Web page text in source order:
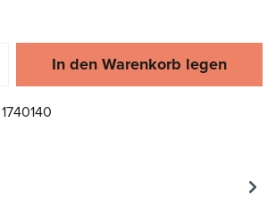
Gib den gewünschten
In den Warenkorb legen
1740140